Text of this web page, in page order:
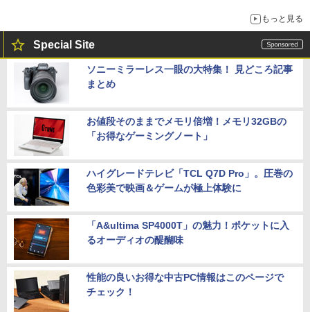
もっと見る
Special Site
ソニーミラーレス一眼の大特集！ 見どころ記事
まとめ
お値段そのままでメモリ倍増！メモリ32GBの
「お得なゲーミングノート」
ハイグレードテレビ「TCL Q7D Pro」。圧巻の
色彩美で映画＆ゲームが極上体験に
「A&ultima SP4000T」の魅力！ポケットに入
るオーディオの醍醐味
性能の良いお得な中古PC情報はこのページで
チェック！